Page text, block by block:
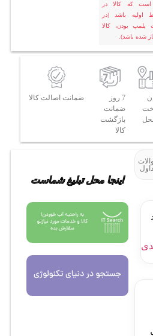
است که کالا در
اولیه باشد (در
پلمپ بودن، کالا
باز شده باشد).
7 روز
ضمانت
بازگشت
کالا
ضمانت اصالت کالا
اینجا محل تبلیغ شماست